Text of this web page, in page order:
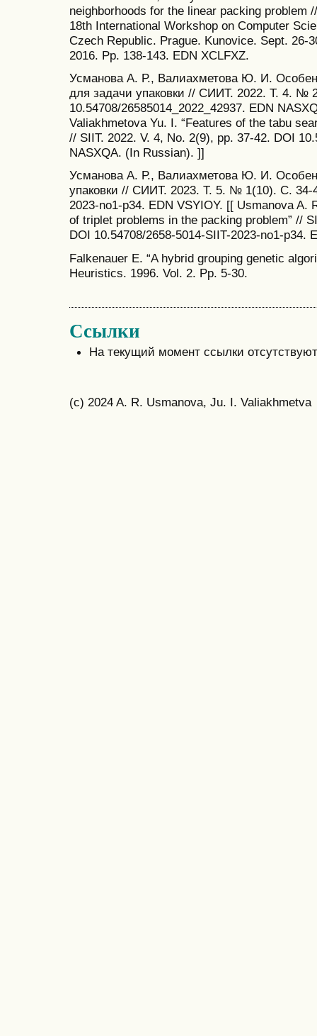
neighborhoods for the linear packing problem
18th International Workshop on Computer
Czech Republic. Prague. Kunovice. Sept. 26-
2016. Рp. 138-143. EDN XCLFXZ.
Усманова А. Р., Валиахметова Ю. И.
для задачи упаковки // СИИТ. 2022. Т. 4. №
10.54708/26585014_2022_42937. EDN
Valiakhmetova Yu. I. “Features of the tabu
// SIIT. 2022. V. 4, No. 2(9), pp. 37-42. DOI
NASXQA. (In Russian). ]]
Усманова А. Р., Валиахметова Ю. И.
упаковки // СИИТ. 2023. Т. 5. № 1(10). С. 34-
2023-no1-p34. EDN VSYIOY. [[ Usmanova A.
of triplet problems in the packing problem” //
DOI 10.54708/2658-5014-SIIT-2023-no1-p34.
Falkenauer E. “A hybrid grouping genetic
Heuristics. 1996. Vol. 2. Рp. 5-30.
Ссылки
На текущий момент ссылки
(c) 2024 A. R. Usmanova, Ju. I. Valiakhmetva